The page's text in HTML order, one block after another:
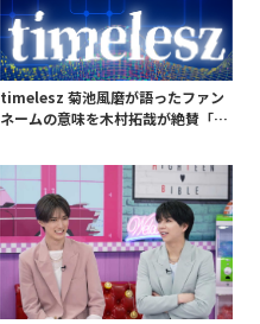
timelesz 菊池風磨が語ったファン
ネームの意味を木村拓哉が絶賛「考